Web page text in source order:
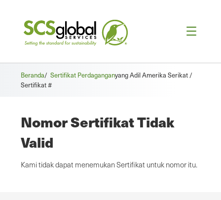
Beranda/ Sertifikat Perdaganganyang Adil Amerika Serikat /
Sertifikat #
Nomor Sertifikat Tidak
Valid
Kami tidak dapat menemukan Sertifikat untuk nomor itu.